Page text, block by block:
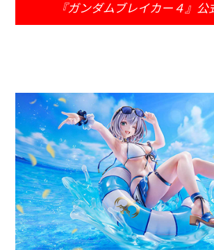
『ガンダムブレイカー４』公